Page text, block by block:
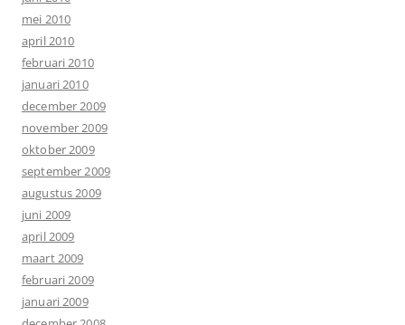
mei 2010
april 2010
februari 2010
januari 2010
december 2009
november 2009
oktober 2009
september 2009
augustus 2009
juni 2009
april 2009
maart 2009
februari 2009
januari 2009